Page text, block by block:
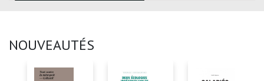
NOUVEAUTÉS